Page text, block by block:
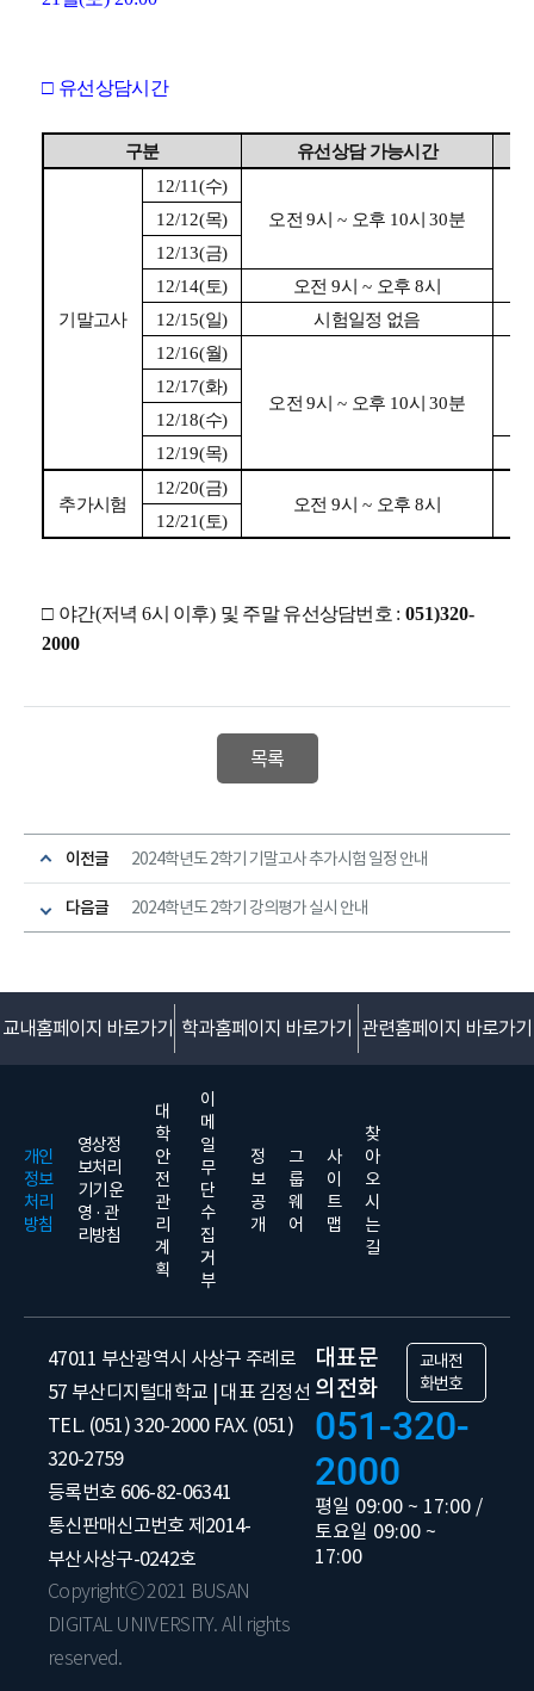
□ 유선상담시간
구분 유선상담 가능시간
기말고사
12/11(수)
오전9시 ~ 오후 10시30분
12/12(목)
12/13(금)
12/14(토) 오전9시 ~ 오후 8시
12/15(일)
시험일정 없음
12/16(월)
오전9시 ~ 오후 10시30분
12/17(화)
12/18(수)
12/19(목)
추가시험
12/20(금)
오전9시 ~ 오후 8시
12/21(토)
□ 야간(저녁 6시 이후) 및 주말 유선상담번호 :051)320-
2000
목록
이전글 2024학년도 2학기 기말고사 추가시험 일정 안내
다음글 2024학년도 2학기 강의평가 실시 안내
교내홈페이지 바로가기 학과홈페이지 바로가기 관련홈페이지 바로가기
개인
정보
처리
방침
영상정
보처리
기기 운
영 · 관
리방침
대
학
안
전
관
리
계
획
이
메
일
무
단
수
집
거
부
정
보
공
개
그
룹
웨
어
사
이
트
맵
찾
아
오
시
는
길
47011 부산광역시 사상구 주례로
57 부산디지털대학교 | 대표 김정선
TEL. (051) 320-2000 FAX. (051)
320-2759
등록번호 606-82-06341
통신판매신고번호 제2014-
부산사상구-0242호
Copyrightⓒ 2021 BUSAN
DIGITAL UNIVERSITY. All rights
reserved.
대표문
의전화
교내전
화번호
051-320-
2000
평일 09:00 ~ 17:00 /
토요일 09:00 ~
17:00